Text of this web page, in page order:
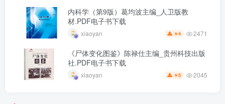
内科学（第9版）葛均波主编_人卫版教
材.PDF电子书下载
xiaoyan ￥4 2471
《尸体变化图鉴》陈禄仕主编_贵州科技出版
社.PDF电子书下载
xiaoyan ￥5 2045